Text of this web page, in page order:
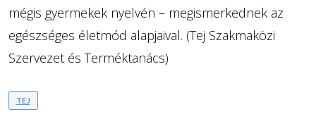
mégis gyermekek nyelvén – megismerkednek az
egészséges életmód alapjaival. (Tej Szakmaközi
Szervezet és Terméktanács)
TEJ